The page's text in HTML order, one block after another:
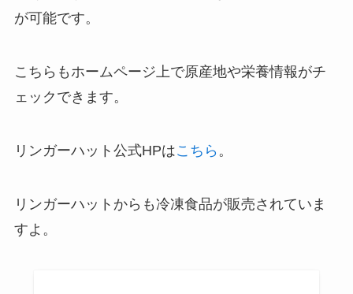
が可能です。
こちらもホームページ上で原産地や栄養情報がチ
ェックできます。
リンガーハット公式HPはこちら 。
リンガーハットからも冷凍食品が販売されていま
すよ。